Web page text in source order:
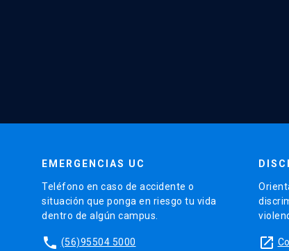
EMERGENCIAS UC
Teléfono en caso de accidente o
situación que ponga en riesgo tu vida
dentro de algún campus.
phone (56)95504 5000 launch